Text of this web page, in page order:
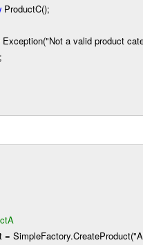
ProductC();
Exception("Not a valid product
;
= SimpleFactory.CreateProduct("A